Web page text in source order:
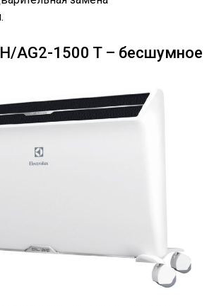
AG2-1500 T – бесшумное